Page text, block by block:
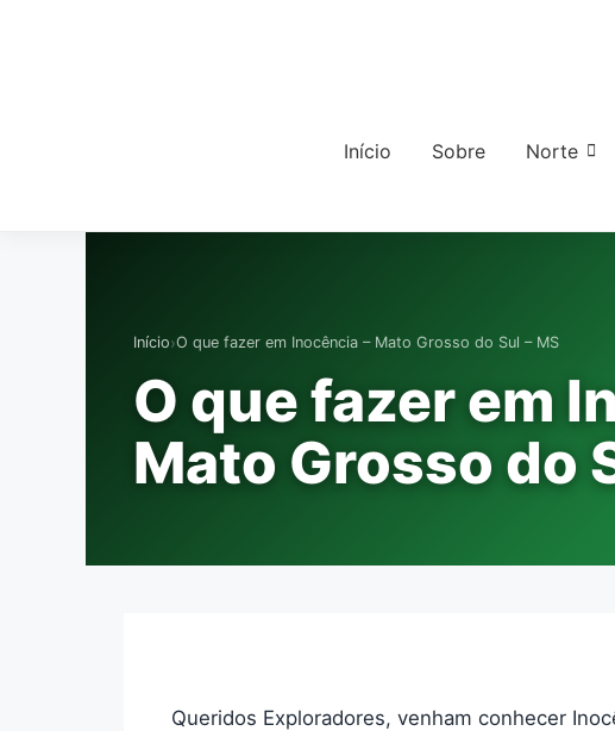
Início Sobre Norte
Início›O que fazer em Inocência – Mato Grosso do Sul – MS
O que fazer em
Mato Grosso do
Queridos Exploradores, venham conhecer